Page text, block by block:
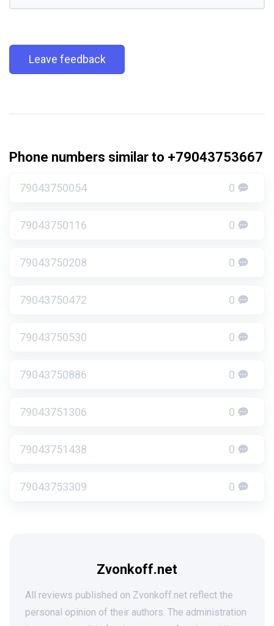
Leave feedback
Phone numbers similar to +79043753667
79043750054 0
79043750116 0
79043750208 0
79043750472 0
79043750530 0
79043750886 0
79043751306 0
79043751438 0
79043753309 0
Zvonkoff.net
All reviews published on Zvonkoff.net reflect the
personal opinion of their authors. The administration